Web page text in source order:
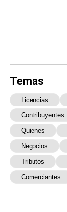
Temas
Licencias
Contribuyentes
Quienes
Negocios
Tributos
Comerciantes